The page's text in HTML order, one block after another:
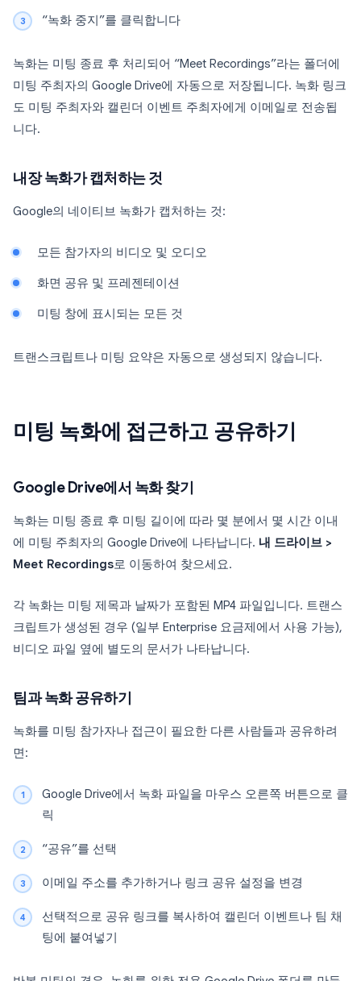
“녹화 중지”를 클릭합니다
녹화는 미팅 종료 후 처리되어 “Meet Recordings”라는 폴더에
미팅 주최자의 Google Drive에 자동으로 저장됩니다. 녹화 링크
도 미팅 주최자와 캘린더 이벤트 주최자에게 이메일로 전송됩
니다.
내장 녹화가 캡처하는 것
Google의 네이티브 녹화가 캡처하는 것:
모든 참가자의 비디오 및 오디오
화면 공유 및 프레젠테이션
미팅 창에 표시되는 모든 것
트랜스크립트나 미팅 요약은 자동으로 생성되지 않습니다.
미팅 녹화에 접근하고 공유하기
Google Drive에서 녹화 찾기
녹화는 미팅 종료 후 미팅 길이에 따라 몇 분에서 몇 시간 이내
에 미팅 주최자의 Google Drive에 나타납니다. 내 드라이브 >
Meet Recordings로 이동하여 찾으세요.
각 녹화는 미팅 제목과 날짜가 포함된 MP4 파일입니다. 트랜스
크립트가 생성된 경우 (일부 Enterprise 요금제에서 사용 가능),
비디오 파일 옆에 별도의 문서가 나타납니다.
팀과 녹화 공유하기
녹화를 미팅 참가자나 접근이 필요한 다른 사람들과 공유하려
면:
Google Drive에서 녹화 파일을 마우스 오른쪽 버튼으로 클
릭
“공유”를 선택
이메일 주소를 추가하거나 링크 공유 설정을 변경
선택적으로 공유 링크를 복사하여 캘린더 이벤트나 팀 채
팅에 붙여넣기